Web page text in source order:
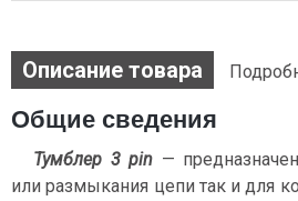
Описание товара
Общие сведения
Тумблер 3 pin —
или размыкания цепи так и для